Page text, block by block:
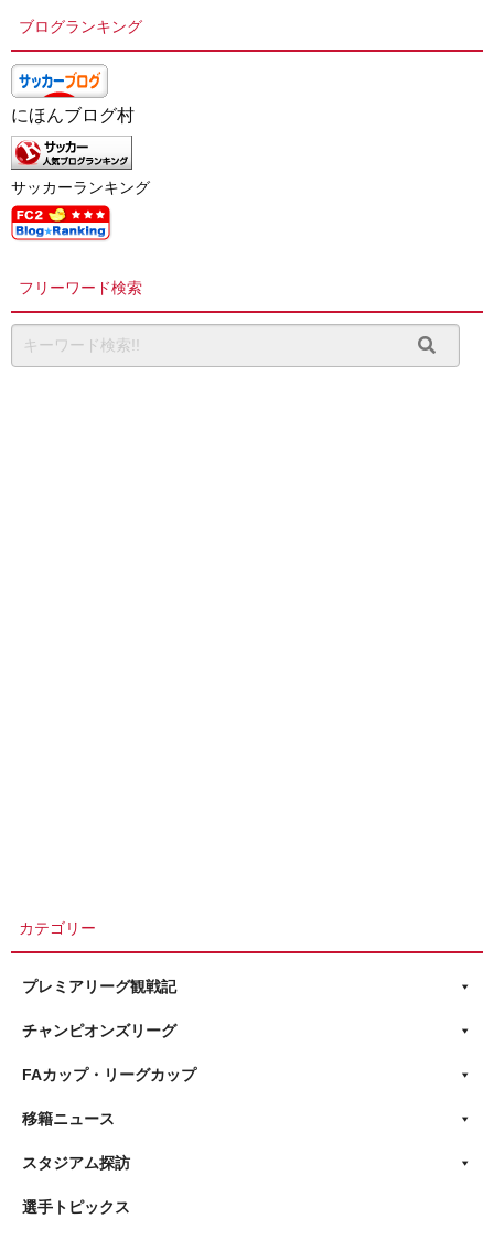
ブログランキング
にほんブログ村
サッカーランキング
フリーワード検索
カテゴリー
プレミアリーグ観戦記
チャンピオンズリーグ
FAカップ・リーグカップ
移籍ニュース
スタジアム探訪
選手トピックス